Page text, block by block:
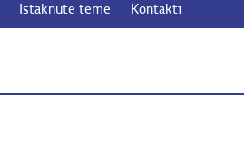
Istaknute teme Kontakti